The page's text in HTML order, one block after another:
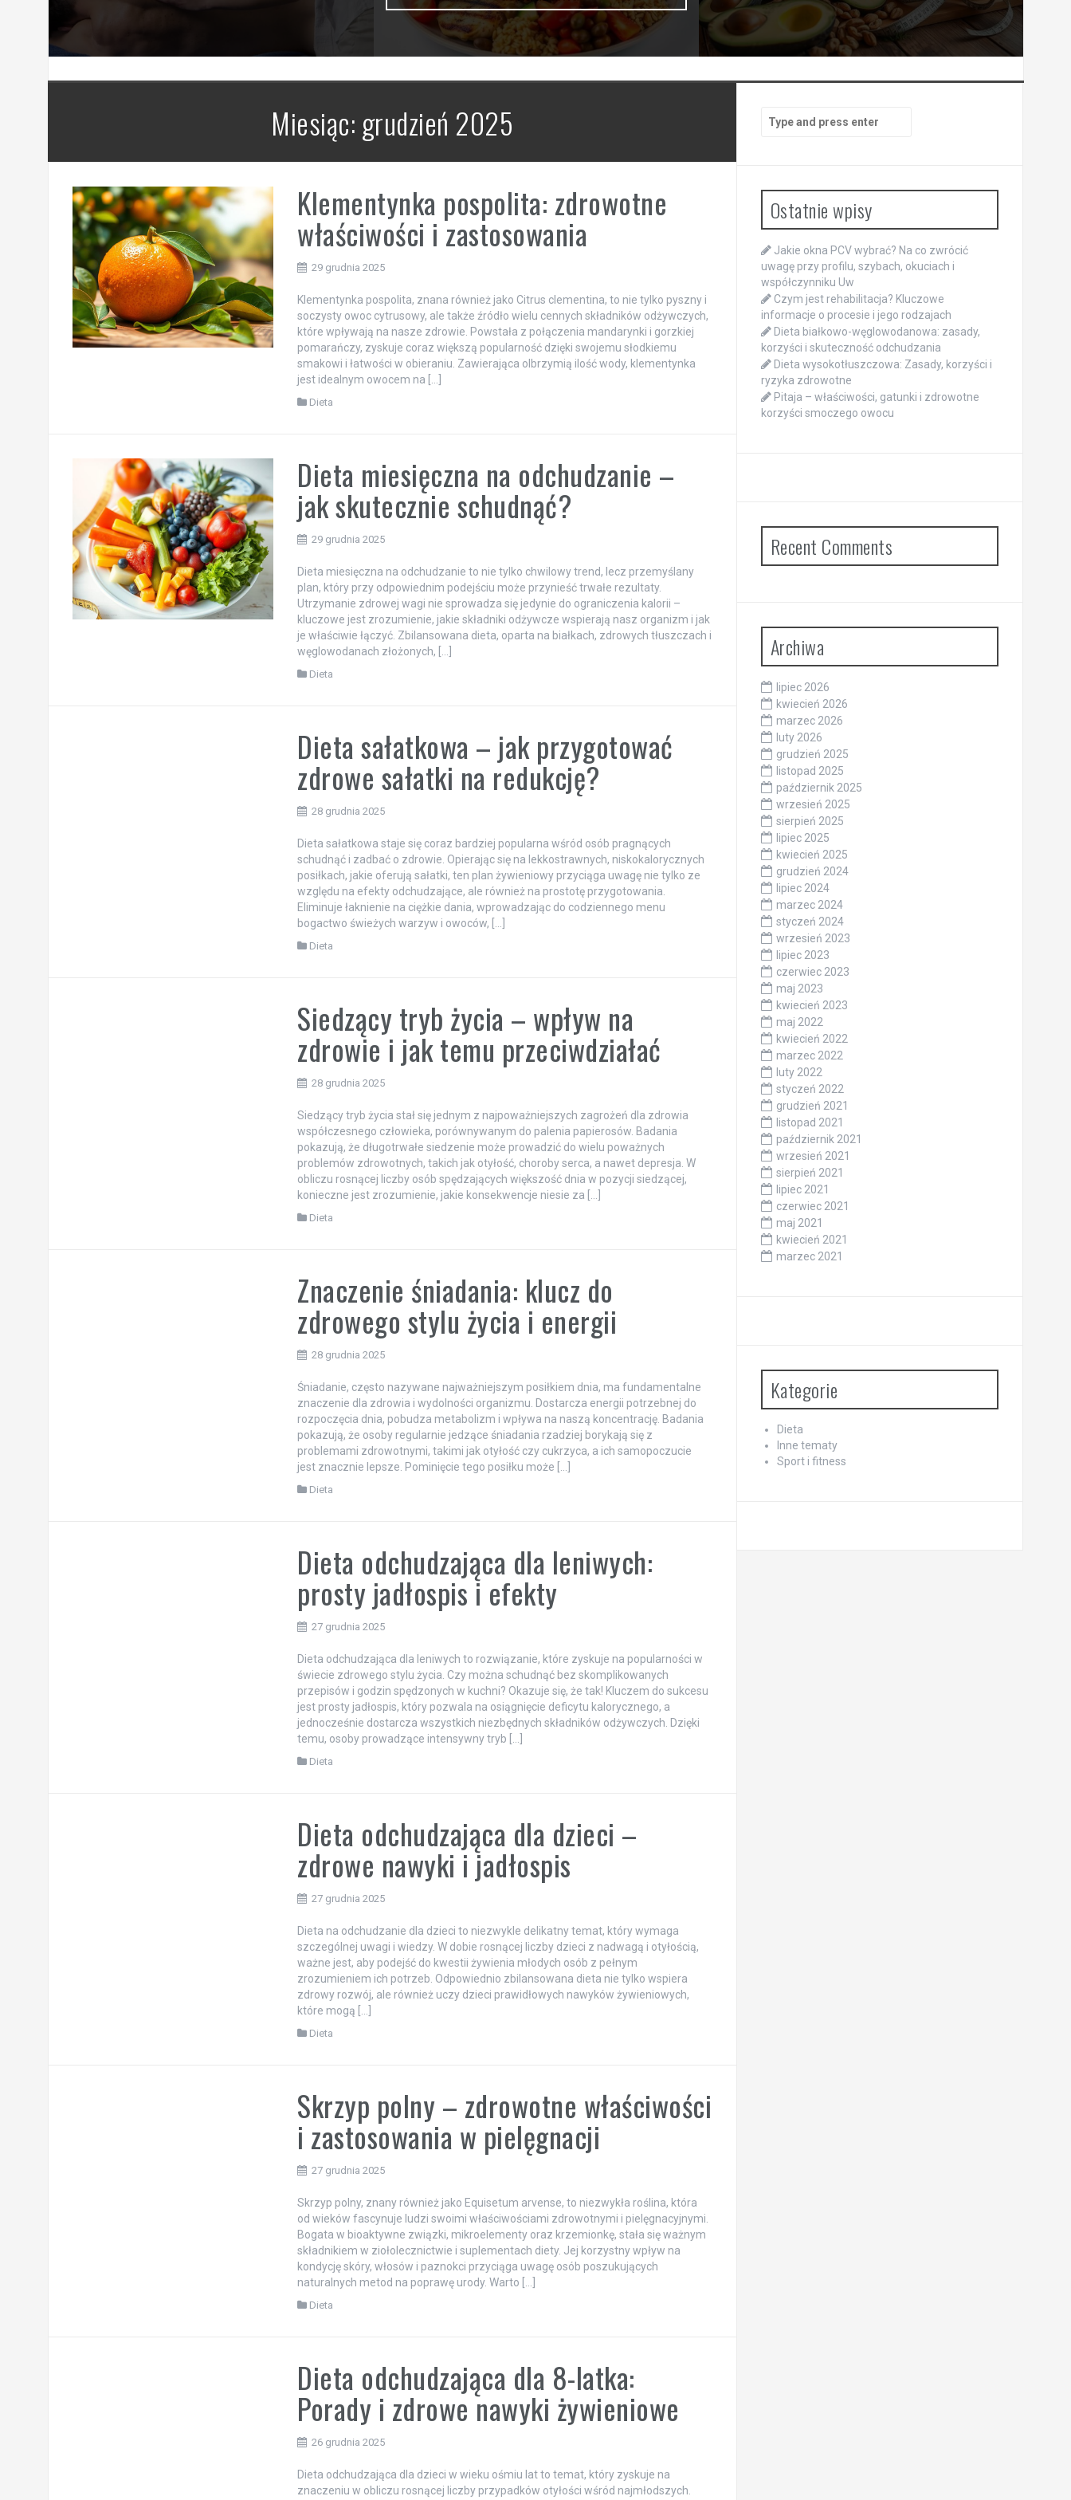
Miesiąc: grudzień 2025
Klementynka pospolita: zdrowotne
właściwości i zastosowania
29 grudnia 2025
Klementynka pospolita, znana również jako Citrus clementina, to nie tylko pyszny i
soczysty owoc cytrusowy, ale także źródło wielu cennych składników odżywczych,
które wpływają na nasze zdrowie. Powstała z połączenia mandarynki i gorzkiej
pomarańczy, zyskuje coraz większą popularność dzięki swojemu słodkiemu
smakowi i łatwości w obieraniu. Zawierająca olbrzymią ilość wody, klementynka
jest idealnym owocem na […]
Dieta
Dieta miesięczna na odchudzanie –
jak skutecznie schudnąć?
29 grudnia 2025
Dieta miesięczna na odchudzanie to nie tylko chwilowy trend, lecz przemyślany
plan, który przy odpowiednim podejściu może przynieść trwałe rezultaty.
Utrzymanie zdrowej wagi nie sprowadza się jedynie do ograniczenia kalorii –
kluczowe jest zrozumienie, jakie składniki odżywcze wspierają nasz organizm i jak
je właściwie łączyć. Zbilansowana dieta, oparta na białkach, zdrowych tłuszczach i
węglowodanach złożonych, […]
Dieta
Dieta sałatkowa – jak przygotować
zdrowe sałatki na redukcję?
28 grudnia 2025
Dieta sałatkowa staje się coraz bardziej popularna wśród osób pragnących
schudnąć i zadbać o zdrowie. Opierając się na lekkostrawnych, niskokalorycznych
posiłkach, jakie oferują sałatki, ten plan żywieniowy przyciąga uwagę nie tylko ze
względu na efekty odchudzające, ale również na prostotę przygotowania.
Eliminuje łaknienie na ciężkie dania, wprowadzając do codziennego menu
bogactwo świeżych warzyw i owoców, […]
Dieta
Siedzący tryb życia – wpływ na
zdrowie i jak temu przeciwdziałać
28 grudnia 2025
Siedzący tryb życia stał się jednym z najpoważniejszych zagrożeń dla zdrowia
współczesnego człowieka, porównywanym do palenia papierosów. Badania
pokazują, że długotrwałe siedzenie może prowadzić do wielu poważnych
problemów zdrowotnych, takich jak otyłość, choroby serca, a nawet depresja. W
obliczu rosnącej liczby osób spędzających większość dnia w pozycji siedzącej,
konieczne jest zrozumienie, jakie konsekwencje niesie za […]
Dieta
Znaczenie śniadania: klucz do
zdrowego stylu życia i energii
28 grudnia 2025
Śniadanie, często nazywane najważniejszym posiłkiem dnia, ma fundamentalne
znaczenie dla zdrowia i wydolności organizmu. Dostarcza energii potrzebnej do
rozpoczęcia dnia, pobudza metabolizm i wpływa na naszą koncentrację. Badania
pokazują, że osoby regularnie jedzące śniadania rzadziej borykają się z
problemami zdrowotnymi, takimi jak otyłość czy cukrzyca, a ich samopoczucie
jest znacznie lepsze. Pominięcie tego posiłku może […]
Dieta
Dieta odchudzająca dla leniwych:
prosty jadłospis i efekty
27 grudnia 2025
Dieta odchudzająca dla leniwych to rozwiązanie, które zyskuje na popularności w
świecie zdrowego stylu życia. Czy można schudnąć bez skomplikowanych
przepisów i godzin spędzonych w kuchni? Okazuje się, że tak! Kluczem do sukcesu
jest prosty jadłospis, który pozwala na osiągnięcie deficytu kalorycznego, a
jednocześnie dostarcza wszystkich niezbędnych składników odżywczych. Dzięki
temu, osoby prowadzące intensywny tryb […]
Dieta
Dieta odchudzająca dla dzieci –
zdrowe nawyki i jadłospis
27 grudnia 2025
Dieta na odchudzanie dla dzieci to niezwykle delikatny temat, który wymaga
szczególnej uwagi i wiedzy. W dobie rosnącej liczby dzieci z nadwagą i otyłością,
ważne jest, aby podejść do kwestii żywienia młodych osób z pełnym
zrozumieniem ich potrzeb. Odpowiednio zbilansowana dieta nie tylko wspiera
zdrowy rozwój, ale również uczy dzieci prawidłowych nawyków żywieniowych,
które mogą […]
Dieta
Skrzyp polny – zdrowotne właściwości
i zastosowania w pielęgnacji
27 grudnia 2025
Skrzyp polny, znany również jako Equisetum arvense, to niezwykła roślina, która
od wieków fascynuje ludzi swoimi właściwościami zdrowotnymi i pielęgnacyjnymi.
Bogata w bioaktywne związki, mikroelementy oraz krzemionkę, stała się ważnym
składnikiem w ziołolecznictwie i suplementach diety. Jej korzystny wpływ na
kondycję skóry, włosów i paznokci przyciąga uwagę osób poszukujących
naturalnych metod na poprawę urody. Warto […]
Dieta
Dieta odchudzająca dla 8-latka:
Porady i zdrowe nawyki żywieniowe
26 grudnia 2025
Dieta odchudzająca dla dzieci w wieku ośmiu lat to temat, który zyskuje na
znaczeniu w obliczu rosnącej liczby przypadków otyłości wśród najmłodszych.
Search
for:
Ostatnie wpisy
Jakie okna PCV wybrać? Na co zwrócić
uwagę przy profilu, szybach, okuciach i
współczynniku Uw
Czym jest rehabilitacja? Kluczowe
informacje o procesie i jego rodzajach
Dieta białkowo-węglowodanowa: zasady,
korzyści i skuteczność odchudzania
Dieta wysokotłuszczowa: Zasady, korzyści i
ryzyka zdrowotne
Pitaja – właściwości, gatunki i zdrowotne
korzyści smoczego owocu
Recent Comments
Archiwa
lipiec 2026
kwiecień 2026
marzec 2026
luty 2026
grudzień 2025
listopad 2025
październik 2025
wrzesień 2025
sierpień 2025
lipiec 2025
kwiecień 2025
grudzień 2024
lipiec 2024
marzec 2024
styczeń 2024
wrzesień 2023
lipiec 2023
czerwiec 2023
maj 2023
kwiecień 2023
maj 2022
kwiecień 2022
marzec 2022
luty 2022
styczeń 2022
grudzień 2021
listopad 2021
październik 2021
wrzesień 2021
sierpień 2021
lipiec 2021
czerwiec 2021
maj 2021
kwiecień 2021
marzec 2021
Kategorie
Dieta
Inne tematy
Sport i fitness